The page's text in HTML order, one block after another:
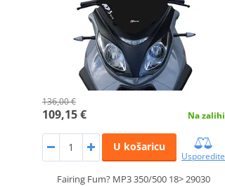
136,00 €
109,15 € Na zalihi
U košaricu
Usporedite
Fairing Fum? MP3 350/500 18> 29030